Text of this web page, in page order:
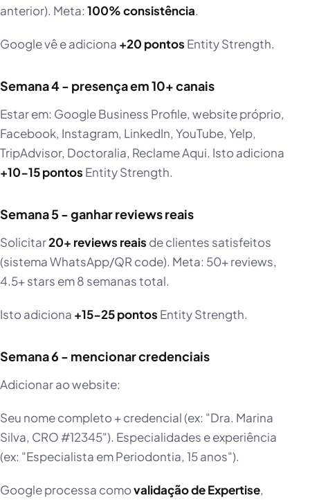
anterior). Meta: 100% consistência.
Google vê e adiciona +20 pontos Entity Strength.
Semana 4 - presença em 10+ canais
Estar em: Google Business Profile, website próprio,
Facebook, Instagram, LinkedIn, YouTube, Yelp,
TripAdvisor, Doctoralia, Reclame Aqui. Isto adiciona
+10-15 pontos Entity Strength.
Semana 5 - ganhar reviews reais
Solicitar20+ reviews reais de clientes satisfeitos
(sistema WhatsApp/QR code). Meta: 50+ reviews,
4.5+ stars em 8 semanas total.
Isto adiciona +15-25 pontos Entity Strength.
Semana 6 - mencionar credenciais
Adicionar ao website:
Seu nome completo + credencial (ex: "Dra. Marina
Silva, CRO #12345"). Especialidades e experiência
(ex: "Especialista em Periodontia, 15 anos").
Google processa comovalidação de Expertise,